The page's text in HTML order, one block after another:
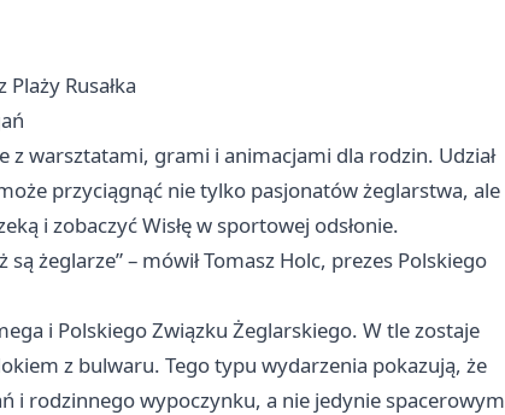
Rusałka
z warsztatami, grami i animacjami dla rodzin. Udział
przyciągnąć nie tylko pasjonatów żeglarstwa, ale
i zobaczyć Wisłę w sportowej odsłonie.
żeglarze” – mówił Tomasz Holc, prezes Polskiego
i Polskiego Związku Żeglarskiego. W tle zostaje
z bulwaru. Tego typu wydarzenia pokazują, że
i rodzinnego wypoczynku, a nie jedynie spacerowym